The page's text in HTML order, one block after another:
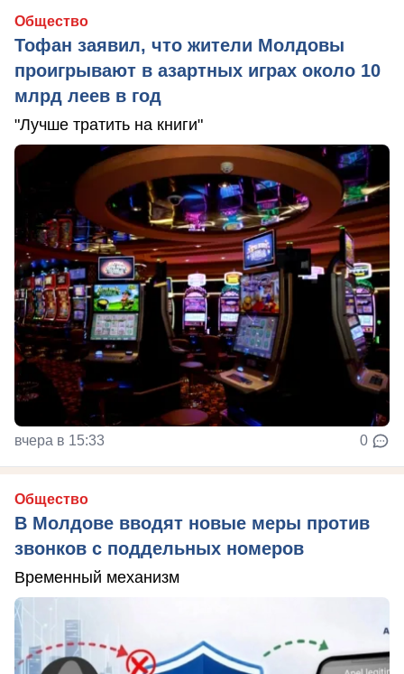
Общество
Тофан заявил, что жители Молдовы
проигрывают в азартных играх около 10
млрд леев в год
"Лучше тратить на книги"
вчера в 15:33 0
Общество
В Молдове вводят новые меры против
звонков с поддельных номеров
Временный механизм